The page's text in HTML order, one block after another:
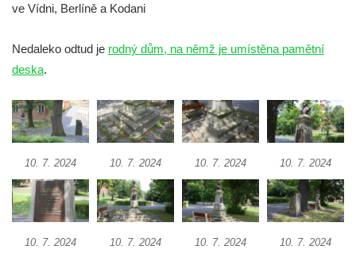
kláštera dominikánů v Českých
Sousoší Kalvárie před klášterem
Českých Budějovicích
Socha svatého Václava u pramene v
Semilech
Pamětní deska Tomáše Garrigue Masaryka
na radnici v Českých Budějovicích
Pamětní deska na biskupské rezidenci v
Českých Budějovicích
ve Vídni, Berlíně a Kodani
Nedaleko odtud je rodný dům, na němž je umístěna pamětní
deska.
10. 7. 2024 10. 7. 2024 10. 7. 2024 10. 7. 2024
10. 7. 2024 10. 7. 2024 10. 7. 2024 10. 7. 2024